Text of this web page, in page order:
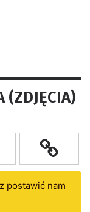
postawić nam